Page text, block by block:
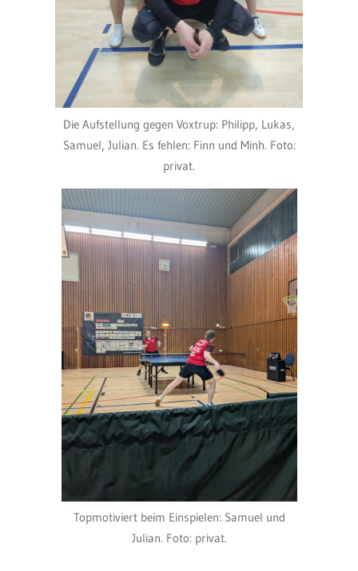
Die Aufstellung gegen Voxtrup: Philipp, Lukas,
Samuel, Julian. Es fehlen: Finn und Minh. Foto:
privat.
Topmotiviert beim Einspielen: Samuel und
Julian. Foto: privat.